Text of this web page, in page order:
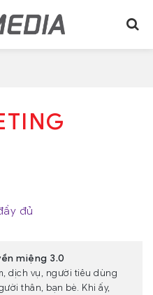
đủ
miệng 3.0
dịch vụ, người tiêu dùng
thân, bạn bè. Khi ấy,